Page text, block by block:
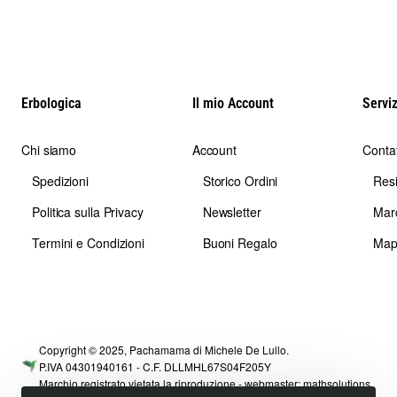
Erbologica
Chi siamo
Spedizioni
Politica sulla Privacy
Termini e Condizioni
Il mio Account
Account
Storico Ordini
Newsletter
Buoni Regalo
Copyright © 2025, Pachamama di Michele De Lullo.
P.IVA 04301940161 - C.F. DLLMHL67S04F205Y
Marchio registrato vietata la riproduzione - webmaster:mathsolutions